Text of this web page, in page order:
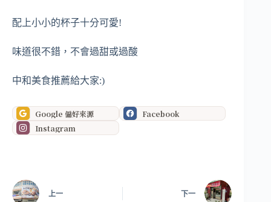
配上小小的杯子十分可愛!
味道很不錯，不會過甜或過酸
中和美食推薦給大家:)
Google 偏好來源
Facebook
Instagram
上一 下一